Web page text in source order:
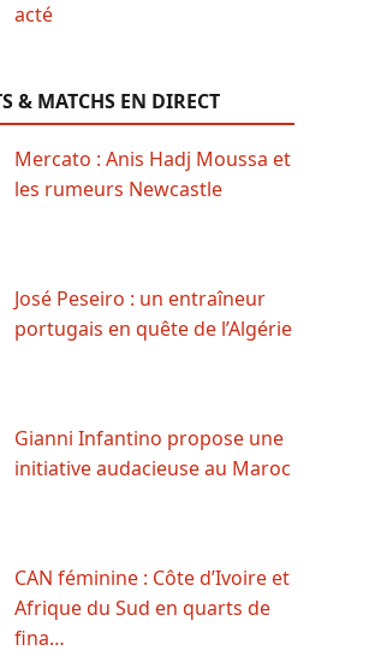
acté
& MATCHS EN DIRECT
Mercato : Anis Hadj Moussa et
les rumeurs Newcastle
José Peseiro : un entraîneur
portugais en quête de l’Algérie
Gianni Infantino propose une
initiative audacieuse au Maroc
CAN féminine : Côte d’Ivoire et
Afrique du Sud en quarts de
fina…